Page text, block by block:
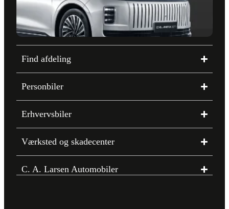
Find afdeling
Personbiler
Erhvervsbiler
Værksted og skadecenter
C. A. Larsen Automobiler